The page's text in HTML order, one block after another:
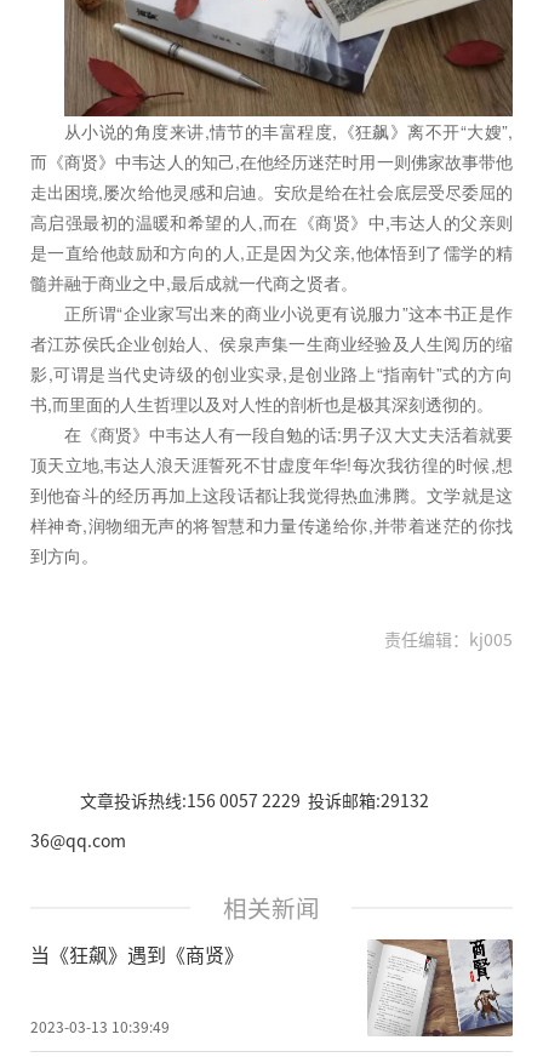
从小说的角度来讲,情节的丰富程度,《狂飙》离不开“大嫂”,
而《商贤》中韦达人的知己,在他经历迷茫时用一则佛家故事带他
走出困境,屡次给他灵感和启迪。安欣是给在社会底层受尽委屈的
高启强最初的温暖和希望的人,而在《商贤》中,韦达人的父亲则
是一直给他鼓励和方向的人,正是因为父亲,他体悟到了儒学的精
髓并融于商业之中,最后成就一代商之贤者。
正所谓“企业家写出来的商业小说更有说服力”这本书正是作
者江苏侯氏企业创始人、侯泉声集一生商业经验及人生阅历的缩
影,可谓是当代史诗级的创业实录,是创业路上“指南针”式的方向
书,而里面的人生哲理以及对人性的剖析也是极其深刻透彻的。
在《商贤》中韦达人有一段自勉的话:男子汉大丈夫活着就要
顶天立地,韦达人浪天涯誓死不甘虚度年华!每次我彷徨的时候,想
到他奋斗的经历再加上这段话都让我觉得热血沸腾。文学就是这
样神奇,润物细无声的将智慧和力量传递给你,并带着迷茫的你找
到方向。
责任编辑：kj005
文章投诉热线:156 0057 2229 投诉邮箱:29132
36@qq.com
相关新闻
当《狂飙》遇到《商贤》
2023-03-13 10:39:49